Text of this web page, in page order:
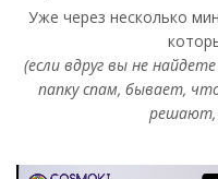
Уже через несколько
(если вдруг вы не
папку спам, бывает,
решают,